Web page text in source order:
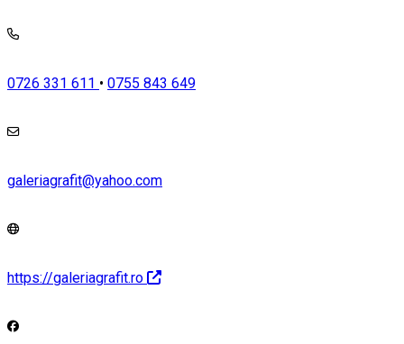
0726 331 611 • 0755 843 649
galeriagrafit@yahoo.com
https://galeriagrafit.ro